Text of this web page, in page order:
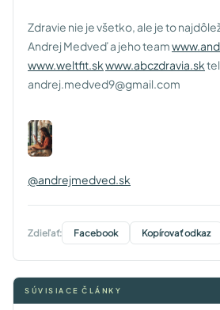
Zdravie nie je všetko, ale je to
Andrej Medveď a jeho team
www.weltfit.skwww.abczdravia.sk
andrej.medved9@gmail.com
@andrejmedved.sk
Zdieľať: Facebook Kopírovať odkaz
SÚVISIACE ČLÁNKY